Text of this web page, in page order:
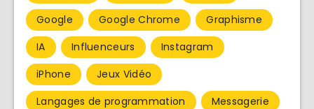
Google
Google Chrome
Graphisme
IA
Influenceurs
Instagram
iPhone
Jeux Vidéo
Langages de programmation
Messagerie